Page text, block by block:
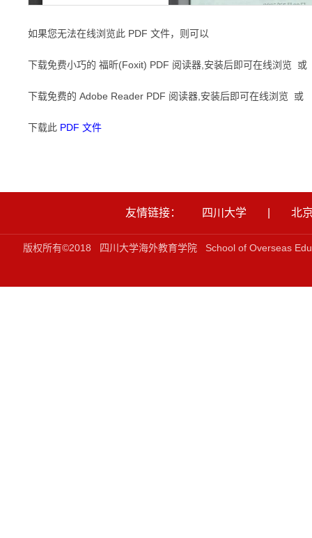
如果您无法在线浏览此 PDF 文件，则可以
下载免费小巧的 福昕(Foxit) PDF 阅读器,安装后即可在线浏览 或
下载免费的 Adobe Reader PDF 阅读器,安装后即可在线浏览 或
下载此 PDF 文件
友情链接： 四川大学 北
版权所有©2018 四川大学海外教育学院 School of Overseas